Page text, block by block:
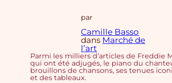
par
Camille Basso
dans Marché de
l’art
Parmi les milliers d’articles de Freddie
qui ont été adjugés, le piano du
brouillons de chansons, ses tenues
et des tableaux.